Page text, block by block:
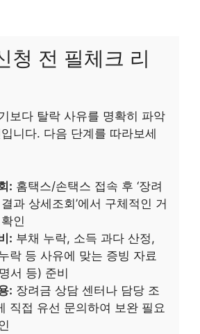
청 전 필체크 리
보다 탈락 사유를 명확히 파악
니다. 다음 단계를 따라보세
: 홈택스/손택스 접속 후 ‘장려
과 상세조회’에서 구체적인 거
인
: 부채 누락, 소득 과다 산정,
락 등 사유에 맞는 증빙 자료
서 등) 준비
: 장려금 상담 센터나 담당 조
직접 유선 문의하여 보완 필요